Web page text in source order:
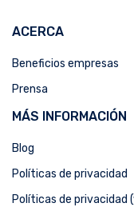
ACERCA
Beneficios empresas
Prensa
MÁS INFORMACIÓN
Blog
Políticas de privacidad
Políticas de privacidad